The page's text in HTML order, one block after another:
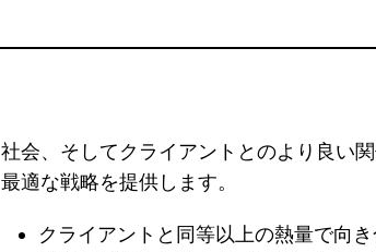
社会、そしてクライアントとのより良い
最適な戦略を提供します。
クライアントと同等以上の熱量で向